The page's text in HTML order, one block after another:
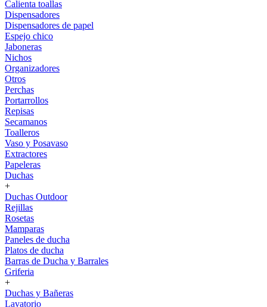
Calienta toallas
Dispensadores
Dispensadores de papel
Espejo chico
Jaboneras
Nichos
Organizadores
Otros
Perchas
Portarrollos
Repisas
Secamanos
Toalleros
Vaso y Posavaso
Extractores
Papeleras
Duchas
+
Duchas Outdoor
Rejillas
Rosetas
Mamparas
Paneles de ducha
Platos de ducha
Barras de Ducha y Barrales
Griferia
+
Duchas y Bañeras
Lavatorio